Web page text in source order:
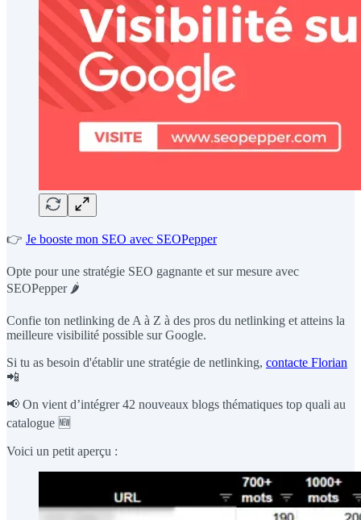
👉 Je booste mon SEO avec SEOPepper
Opte pour une stratégie SEO gagnante et sur mesure avec
SEOPepper 🌶️
Confie ton netlinking de A à Z à des pros du netlinking et atteins la
meilleure visibilité possible sur Google.
Si tu as besoin d'établir une stratégie de netlinking, contacte Florian
📲
📢 On vient d’intégrer 42 nouveaux blogs thématiques top quali au
catalogue 🆕
Voici un petit aperçu :